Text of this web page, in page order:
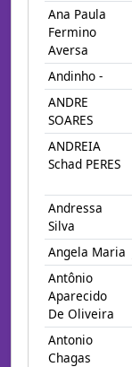
Ana Paula
Fermino
Aversa
Andinho -
ANDRE
SOARES
ANDREIA
Schad PERES
Andressa
Silva
Angela Maria
Antônio
Aparecido
De Oliveira
Antonio
Chagas